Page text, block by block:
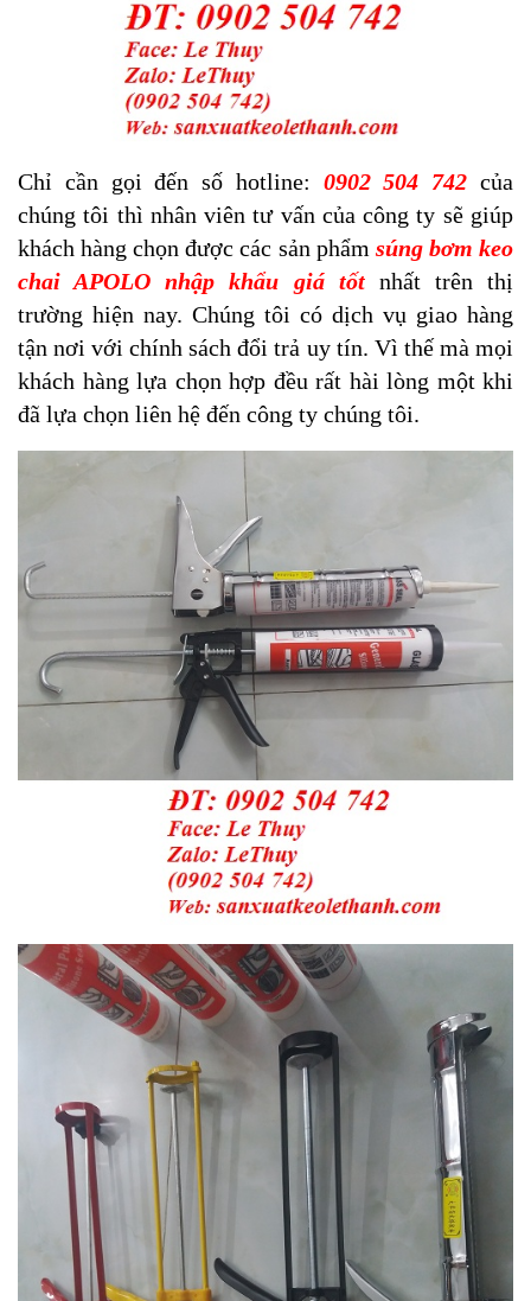
Chỉ cần gọi đến số hotline: 0902 504 742 của
chúng tôi thì nhân viên tư vấn của công ty sẽ giúp
khách hàng chọn được các sản phẩm súng bơm keo
chai APOLO nhập khẩu giá tốtnhất trên thị
trường hiện nay. Chúng tôi có dịch vụ giao hàng
tận nơi với chính sách đổi trả uy tín. Vì thế mà mọi
khách hàng lựa chọn hợp đều rất hài lòng một khi
đã lựa chọn liên hệ đến công ty chúng tôi.